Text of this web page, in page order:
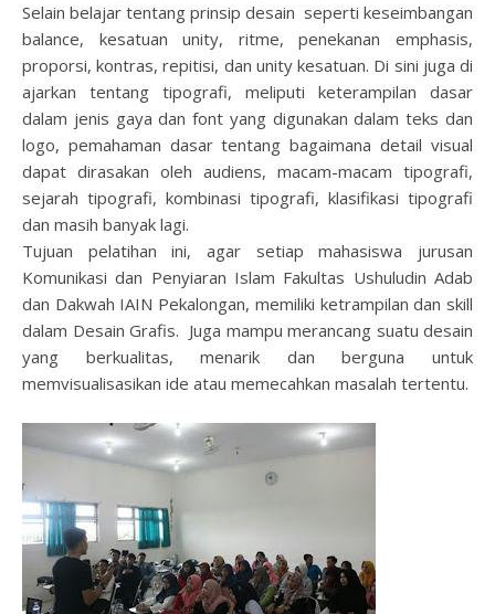
Selain belajar tentang prinsip desain seperti keseimbangan
balance, kesatuan unity, ritme, penekanan emphasis,
proporsi, kontras, repitisi, dan unity kesatuan. Di sini juga di
ajarkan tentang tipografi, meliputi keterampilan dasar
dalam jenis gaya dan font yang digunakan dalam teks dan
logo, pemahaman dasar tentang bagaimana detail visual
dapat dirasakan oleh audiens, macam-macam tipografi,
sejarah tipografi, kombinasi tipografi, klasifikasi tipografi
dan masih banyak lagi.
Tujuan pelatihan ini, agar setiap mahasiswa jurusan
Komunikasi dan Penyiaran Islam Fakultas Ushuludin Adab
dan Dakwah IAIN Pekalongan, memiliki ketrampilan dan skill
dalam Desain Grafis. Juga mampu merancang suatu desain
yang berkualitas, menarik dan berguna untuk
memvisualisasikan ide atau memecahkan masalah tertentu.